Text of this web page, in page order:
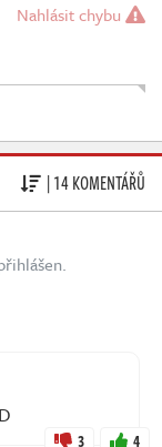
Nahlásit chybu
| 14 KOMENTÁŘŮ
3 4